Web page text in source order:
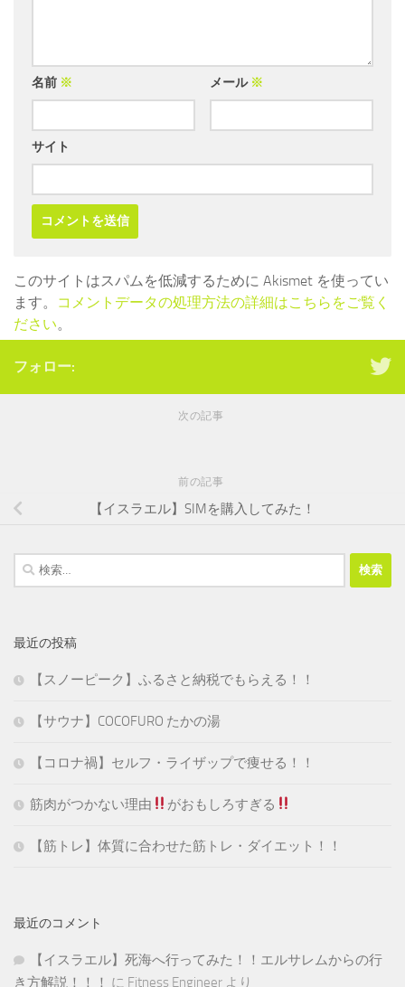
名前 ※ メール ※
サイト
このサイトはスパムを低減するために Akismet を使ってい
ます。
コメントデータの処理方法の詳細はこちらをご覧く
ださい。
フォロー:
次の記事
前の記事
【イスラエル】SIMを購入してみた！
検
索:
最近の投稿
【スノーピーク】ふるさと納税でもらえる！！
【サウナ】COCOFURO たかの湯
【コロナ禍】セルフ・ライザップで痩せる！！
筋肉がつかない理由 がおもしろすぎる
【筋トレ】体質に合わせた筋トレ・ダイエット！！
最近のコメント
【イスラエル】死海へ行ってみた！！エルサレムからの行
き方解説！！！ に Fitness Engineer より